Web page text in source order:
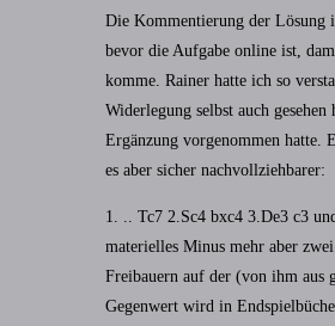
Die Kommentierung der Lösung
bevor die Aufgabe online ist,
komme. Rainer hatte ich so
Widerlegung selbst auch
Ergänzung vorgenommen hatte.
es aber sicher nachvollziehbarer:
1. .. Tc7 2.Sc4 bxc4 3.De3 c3
materielles Minus mehr aber
Freibauern auf der (von ihm aus
Gegenwert wird in